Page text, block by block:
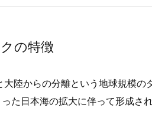
の特徴
陸からの分離という地球規模
た日本海の拡大に伴って形成さ